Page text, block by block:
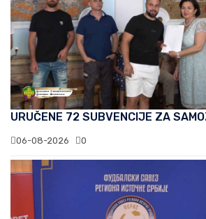
URUČENE 72 SUBVENCIJE ZA
06-08-2026 0